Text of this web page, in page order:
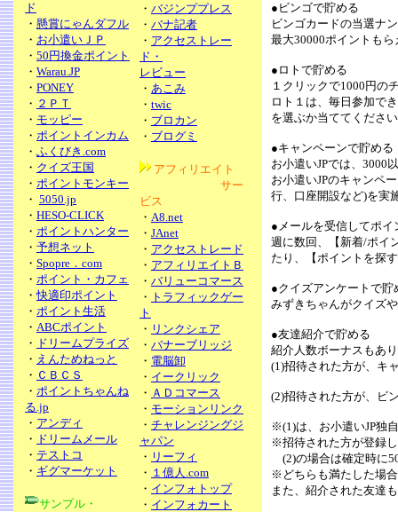
ド
・ 懸賞にゃんダフル
・ お小遣いＪＰ
・ 50円換金ポイント
・ Warau.JP
・ PONEY
・ ２ＰＴ
・ モッピー
・ ポイントインカム
・ ふくびき.com
・ クイズ王国
・ ポイントモンキー
・ 5050.jp
・ HESO-CLICK
・ ポイントハンター
・ 予想ネット
・ Spopre．com
・ ポイント・カフェ
・快適印ポイント
・ ポイント生活
・ ABCポイント
・ ドリームプライズ
・ えんためねっと
・ ＣＢＣＳ
・ ポイントちゃんね
る.jp
・ アンディ
・ ドリームメール
・ テストコ
・ ギグマーケット
サンプル・
・ バジンププレス
・ バナ記者
・ アクセストレー
ド・
レビュー
・ あこみ
・ twic
・ ブロカン
・ ブログミ
アフィリエイト
サー
ビス
・ A8.net
・ JAnet
・ アクセストレード
・ アフィリエイトＢ
・ バリューコマース
・ トラフィックゲー
ト
・ リンクシェア
・ バナーブリッジ
・ 電脳卸
・ イークリック
・ ＡＤコマース
・ モーションリンク
・ チャレンジングジ
ャパン
・ リーフィ
・ １億人.com
・ インフォトップ
・ インフォカート
●ビンゴで貯める
ビンゴカードの当選ナ
最大30000ポイントも
●ロトで貯める
１クリックで1000円の
ロト１は、毎日参加で
を選ぶか当ててくださ
●キャンペーンで貯める
お小遣いJPでは、3000
お小遣いJPのキャンペ
行、口座開設など)を実
●メールを受信してポイ
週に数回、【新着/ポイ
たり、【ポイントを探
●クイズアンケートで貯
みずきちゃんがクイズ
●友達紹介で貯める
紹介人数ボーナスもあ
(1)招待された方が、キ
(2)招待された方が、ビ
※(1)は、お小遣いJP独
※招待された方が登録
(2)の場合は確定時に
※どちらも満たした場
また、紹介された友達